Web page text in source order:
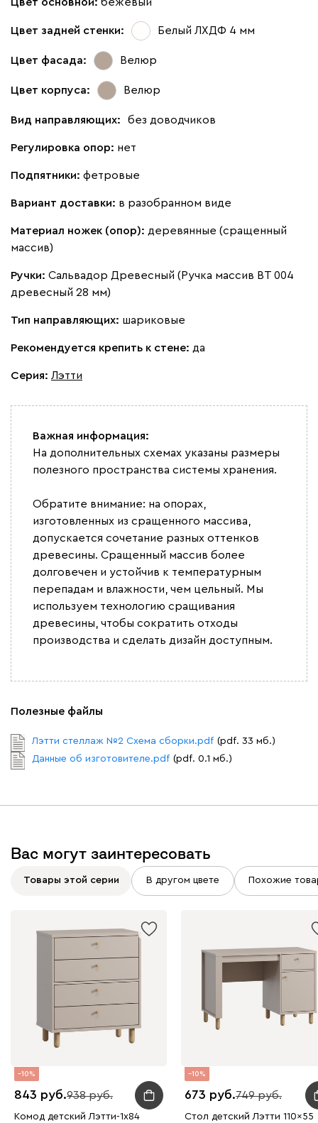
Цвет задней стенки: Белый ЛХДФ 4 мм
Цвет фасада: Велюр
Цвет корпуса: Велюр
Вид направляющих: без доводчиков
Регулировка опор: нет
Подпятники: фетровые
Вариант доставки: в разобранном виде
Материал ножек (опор): деревянные (сращенный
массив)
Ручки: Сальвадор Древесный (Ручка массив ВТ 004
древесный 28 мм)
Тип направляющих: шариковые
Рекомендуется крепить к стене: да
Серия: Лэтти
Важная информация:
На дополнительных схемах указаны размеры
полезного пространства системы хранения.
Обратите внимание: на опорах,
изготовленных из сращенного массива,
допускается сочетание разных оттенков
древесины. Сращенный массив более
долговечен и устойчив к температурным
перепадам и влажности, чем цельный. Мы
используем технологию сращивания
древесины, чтобы сократить отходы
производства и сделать дизайн доступным.
Полезные файлы
Лэтти стеллаж №2 Схема сборки.pdf (pdf. 33 мб.)
Данные об изготовителе.pdf (pdf. 0.1 мб.)
Вас могут заинтересовать
Товары этой серии В другом цвете Похожие
10
843 938
Комод детский Лэтти-1x84
10
673 749
Стол детский Лэтти 110x55